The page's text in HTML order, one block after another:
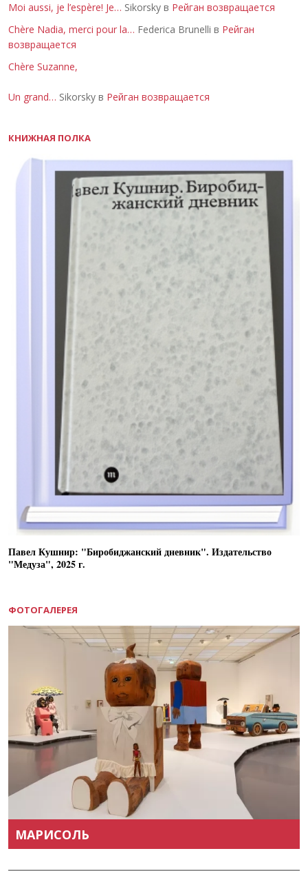
Moi aussi, je l’espère! Je… Sikorsky в Рейган возвращается
Chère Nadia, merci pour la… Federica Brunelli в Рейган
возвращается
Chère Suzanne,
Un grand… Sikorsky в Рейган возвращается
КНИЖНАЯ ПОЛКА
Павел Кушнир: "Биробиджанский дневник". Издательство
"Медуза", 2025 г.
ФОТОГАЛЕРЕЯ
МАРИСОЛЬ